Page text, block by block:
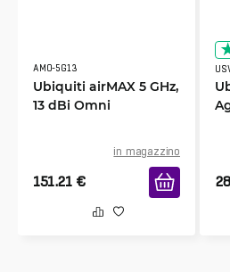
AMO-5G13
Ubiquiti airMAX 5 GHz,
13 dBi Omni
in magazzino
151.21 €